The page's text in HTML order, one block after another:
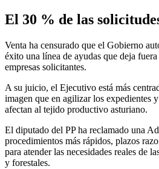
El 30 % de las
Venta ha censurado que el Gobierno
éxito una línea de ayudas que deja
empresas solicitantes.
A su juicio, el Ejecutivo está más
imagen que en agilizar los expedientes
afectan al tejido productivo asturiano.
El diputado del PP ha reclamado una
procedimientos más rápidos, plazos
para atender las necesidades reales de
y forestales.